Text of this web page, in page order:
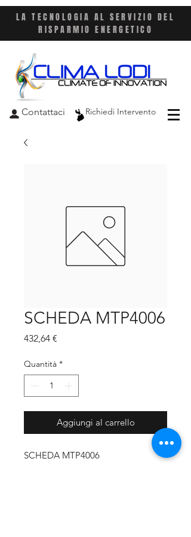
LA TECNOLOGIA AL SERVIZIO DEL
RISPARMIO ENERGETICO
Richiedi Intervento
Contattaci
SCHEDA MTP4006
432,64 €
Quantità *
Aggiungi al carrello
SCHEDA MTP4006